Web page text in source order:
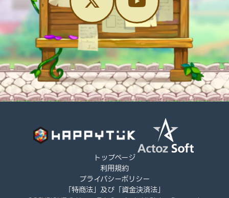
トップページ
利用規約
プライバシーポリシー
「特商法」及び「資金決済法」